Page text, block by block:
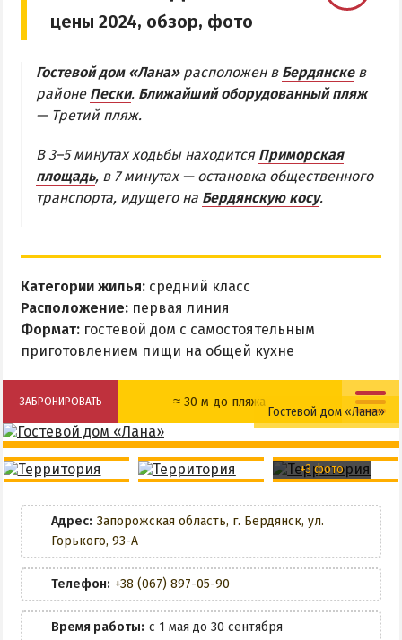
Бердянская коса
БЕРДЯНСКАЯ КОСА
Ближняя коса
Средняя коса
Дальняя коса
АКЗ
ВЕРХОВАЯ
КОЛОНИЯ
КУРОРТ
ЛИСКИ
НАГОРНАЯ ЧАСТЬ
ПЕСКИ
СЛОБОДКА
ЦЕНТР
ЧАСТНЫЙ СЕКТОР
АЗОВСКОЕ (ЛУНАЧАРСКОЕ)
НОВОПЕТРОВКА
ЛЕЧЕНИЕ И БАЛЬНЕОТЕРАПИЯ
цены 2024, обзор, фото
Гостевой дом «Лана»расположен в Бердянскев
районе Пески. Ближайший оборудованный пляж
— Третий пляж.
В 3–5 минутах ходьбы находится Приморская
площадь, в 7 минутах — остановка общественного
транспорта, идущего на Бердянскую косу.
Категории жилья: средний класс
Расположение: первая линия
Формат: гостевой дом с самостоятельным
приготовлением пищи на общей кухне
ЗАБРОНИРОВАТЬ ≈ 30 м до пляжа
Детская площадка
Детский батут
Детская кроватка
Общая кухня
Wi-Fi
Мангальная зона
Парковка
Гостевой дом «Лана»
+3 фото
Адрес: Запорожская область, г. Бердянск, ул.
Горького, 93-А
Телефон: +38 (067) 897-05-90
Время работы: с 1 мая до 30 сентября